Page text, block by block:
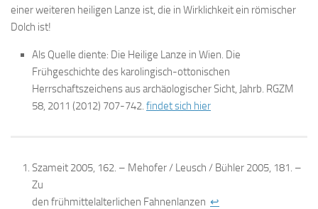
einer weiteren heiligen Lanze ist, die in Wirklichkeit ein römischer
Dolch ist!
Als Quelle diente: Die Heilige Lanze in Wien. Die
Frühgeschichte des karolingisch-ottonischen
Herrschaftszeichens aus archäologischer Sicht, Jahrb. RGZM
58, 2011 (2012) 707-742. findet sich hier
Szameit 2005, 162. – Mehofer / Leusch / Bühler 2005, 181. –
Zu
den frühmittelalterlichen Fahnenlanzen ↩